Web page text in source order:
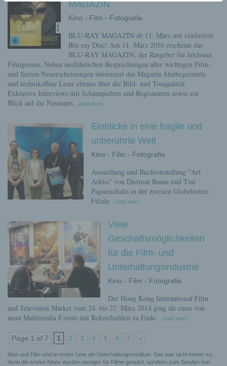
MAGAZIN
Kino - Film - Fotografie
BLU-RAY MAGAZIN ab 11. März mit exklusiver
Blu-ray Disc! Am 11. März 2016 erscheint das
BLU-RAY MAGAZIN, der Ratgeber für höchsten
Filmgenuss. Neben ausführlichen Besprechungen aller wichtigen Film-
und Serien-Neuerscheinungen informiert das Magazin filmbegeisterte
und technikaffine Leser ebenso über die Bild- und Tonqualität.
Exklusive Interviews mit Schauspielern und Regisseuren sowie ein
Blick auf die Neustarts ...read more
Einblicke in eine fragile und
unberührte Welt
Kino - Film - Fotografie
Ausstellung und Buchvorstellung "Art
Arktis" von Dietmar Baum und Tini
Papamichalis in der zweiten Globetrotter-
Filiale ...read more
Viele
Geschäftsmöglichkeiten
für die Film- und
Unterhaltungsindustrie
Kino - Film - Fotografie
Der Hong Kong International Film
and Television Market vom 24. bis 27. März 2014 ging als eines von
neun Multimedia Events mit Rekordzahlen zu Ende. ...read more
Page 1 of 7 1 2 3 4 5 6 7 »
Kino und Film sind in erster Linie ein Unterhaltungsmedium. Das war nicht immer so,
denn die ersten Kinos wurden weniger für Filme genutzt, sondern zum Senden von